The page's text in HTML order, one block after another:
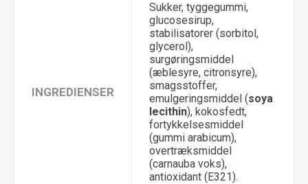
INGREDIENSER
Sukker, tyggegummi,
glucosesirup,
stabilisatorer (sorbitol,
glycerol),
surgøringsmiddel
(æblesyre, citronsyre),
smagsstoffer,
emulgeringsmiddel (soya
lecithin), kokosfedt,
fortykkelsesmiddel
(gummi arabicum),
overtræksmiddel
(carnauba voks),
antioxidant (E321).